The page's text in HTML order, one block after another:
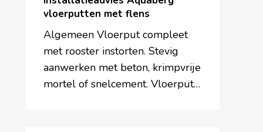
vloerputten
vloerputten met flens
Algemeen Vloerput compleet
met rooster instorten. Stevig
aanwerken met beton, krimpvrije
mortel of snelcement. Vloerput…